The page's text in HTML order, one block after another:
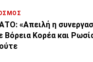
«Απειλή η
Βόρεια Κορέα και